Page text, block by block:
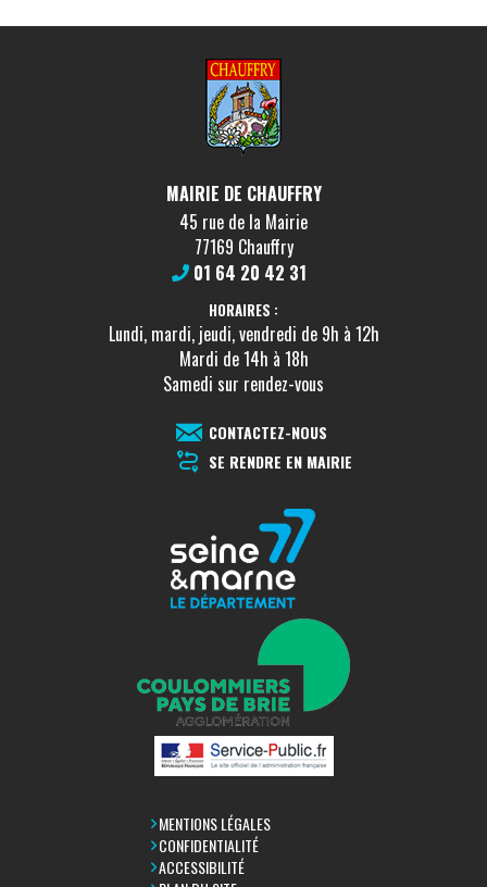
MAIRIE DE CHAUFFRY
45 rue de la Mairie
77169 Chauffry
01 64 20 42 31
HORAIRES :
Lundi, mardi, jeudi, vendredi de 9h à 12h
Mardi de 14h à 18h
Samedi sur rendez-vous
CONTACTEZ-NOUS
SE RENDRE EN MAIRIE
MENTIONS LÉGALES
CONFIDENTIALITÉ
ACCESSIBILITÉ